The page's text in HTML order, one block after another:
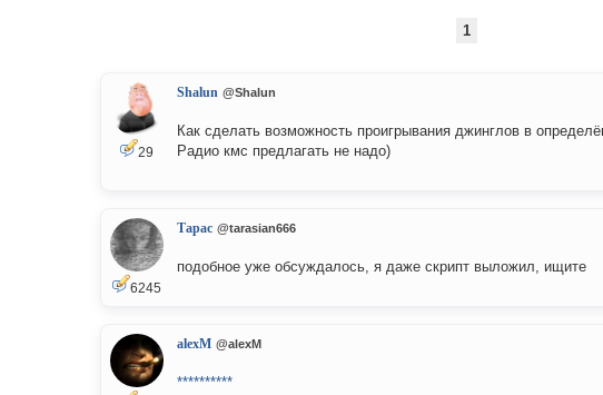
1
29
Shalun @Shalun
Как сделать возможность проигрывания джинглов в
Радио кмс предлагать не надо)
6245
Тарас @tarasian666
подобное уже обсуждалось, я даже скрипт выложил, ищите
alexM @alexM
**********